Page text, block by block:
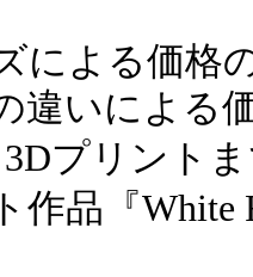
による価格
違いによる
3Dプリント
作品『White